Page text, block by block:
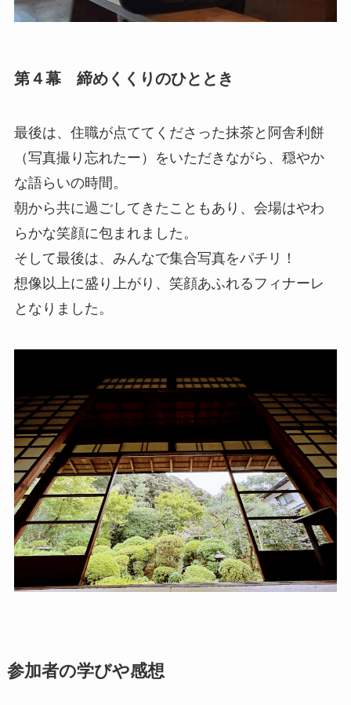
第４幕 締めくくりのひととき
最後は、住職が点ててくださった抹茶と阿舎利餅
（写真撮り忘れたー）をいただきながら、穏やか
な語らいの時間。
朝から共に過ごしてきたこともあり、会場はやわ
らかな笑顔に包まれました。
そして最後は、みんなで集合写真をパチリ！
想像以上に盛り上がり、笑顔あふれるフィナーレ
となりました。
参加者の学びや感想